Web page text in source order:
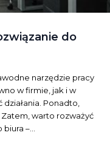
do
narzędzie pracy
w firmie, jak i w
Ponadto,
warto rozważyć
–…